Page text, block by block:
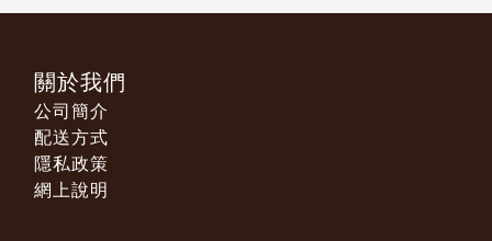
關於我們
公司簡介
配送方式
隱私政策
網上說明